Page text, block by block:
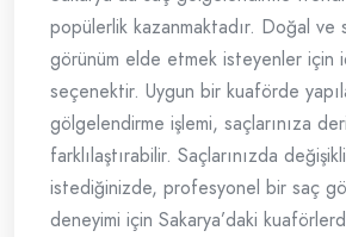
popülerlik kazanmaktadır. Doğal
görünüm elde etmek isteyenler için
seçenektir. Uygun bir kuaförde
gölgelendirme işlemi, saçlarınıza
farklılaştırabilir. Saçlarınızda
istediğinizde, profesyonel bir saç
deneyimi için Sakarya’daki